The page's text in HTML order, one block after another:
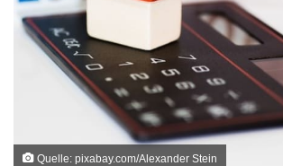
Quelle: pixabay.com/Alexander Stein